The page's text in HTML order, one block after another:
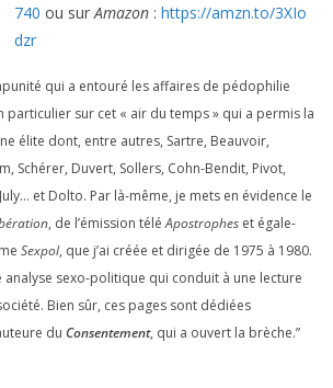
740 ou sur Amazon : https://​amzn​.to/​3​X​I​o​
dzr
qui a entou­ré les affaires de pédo­phi­lie
par­ti­cu­lier sur cet « air du temps » qui a per­mis la
élite dont, entre autres, Sartre, Beauvoir,
Schérer, Duvert, Sollers, Cohn-Bendit, Pivot,
et Dolto. Par là-même, je mets en évi­dence le
, de l’émission téléApostrophes et éga­le­
Sexpol, que j’ai créée et diri­gée de 1975 à 1980.
ana­lyse sexo-poli­tique qui conduit à une lec­ture
Bien sûr, ces pages sont dédiées
du Consentement, qui a ouvert la brèche.”